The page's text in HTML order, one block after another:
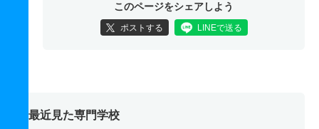
このページをシェアしよう
ポストする LINEで送る
最近見た専門学校